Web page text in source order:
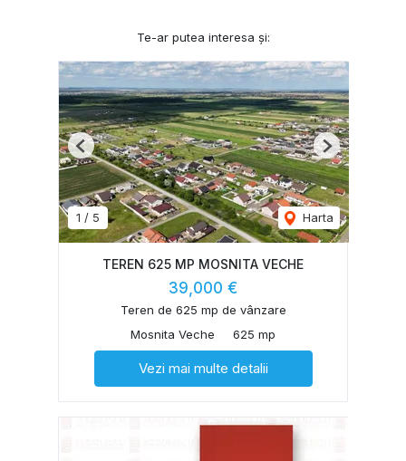
Te-ar putea interesa și:
1 / 5 Harta
Previous Next
TEREN 625 MP MOSNITA VECHE
39,000 €
Teren de 625 mp de vânzare
Mosnita Veche
625 mp
Vezi mai multe detalii